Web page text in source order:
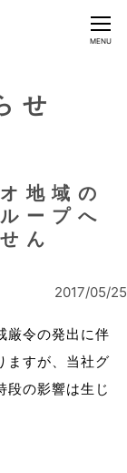
CLOSE
MENU
せ
地域の
ープへ
ん
2017/05/25
厳令の発出に伴
ますが、当社グ
段の影響は生じ